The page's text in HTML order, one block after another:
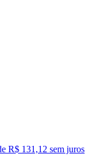
R$ 131,12 sem juros